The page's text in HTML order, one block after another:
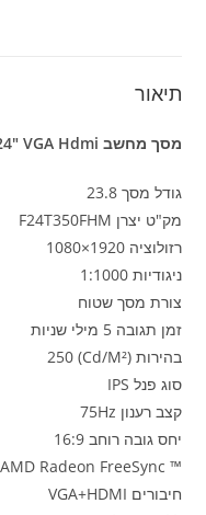
תיאור
מסך מחשב Samsung 24" VGA Hdmi
גודל מסך 23.8
מק"ט יצרן F24T350FHM
רזולוציה 1920×1080
ניגודיות 1:1000
צורת מסך שטוח
זמן תגובה 5 מילי שניות
בהירות (cd/m²) 250
סוג פנל IPS
קצב רענון 75Hz
יחס גובה רוחב 16:9
™ AMD Radeon FreeSync
חיבורים VGA+HDMI